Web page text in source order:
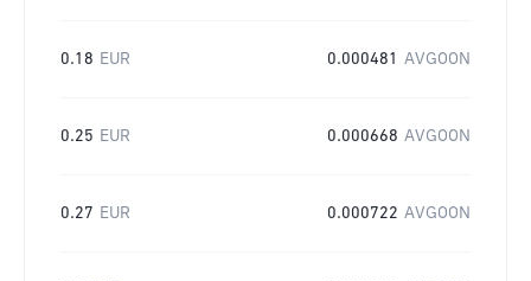
0.18 EUR 0.000481 AVGOON
0.25 EUR 0.000668 AVGOON
0.27 EUR 0.000722 AVGOON